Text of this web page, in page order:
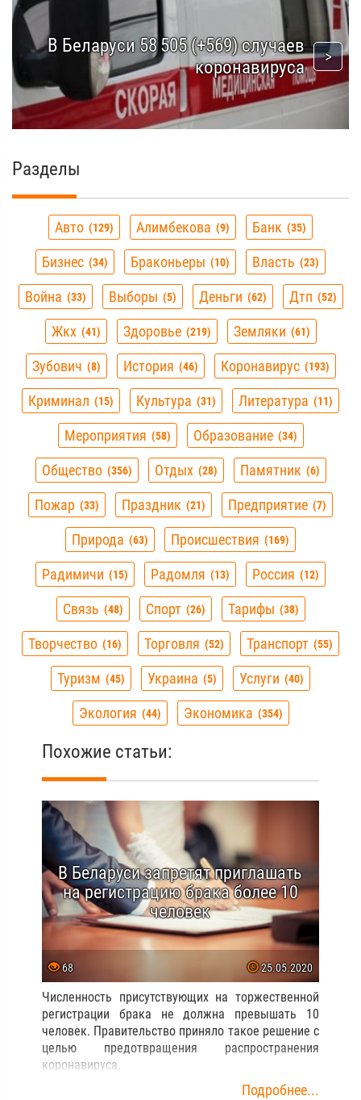
В Беларуси 58 505 (+569) случаев
коронавируса
Разделы
Авто 129 Алимбекова 9 Банк 35
Бизнес 34 Браконьеры 10 Власть 23
Война 33 Выборы 5 Деньги 62 Дтп 52
Жкх 41 Здоровье 219 Земляки 61
Зубович 8 История 46 Коронавирус 193
Криминал 15 Культура 31 Литература 11
Мероприятия 58 Образование 34
Общество 356 Отдых 28 Памятник 6
Пожар 33 Праздник 21 Предприятие 7
Природа 63 Происшествия 169
Радимичи 15 Радомля 13 Россия 12
Связь 48 Спорт 26 Тарифы 38
Творчество 16 Торговля 52 Транспорт 55
Туризм 45 Украина 5 Услуги 40
Экология 44 Экономика 354
Похожие статьи:
В Беларуси запретят приглашать
на регистрацию брака более 10
человек
68 25.05.2020
Численность присутствующих на торжественной
регистрации брака не должна превышать 10
человек. Правительство приняло такое решение с
целью предотвращения распространения
коронавируса.
Подробнее...